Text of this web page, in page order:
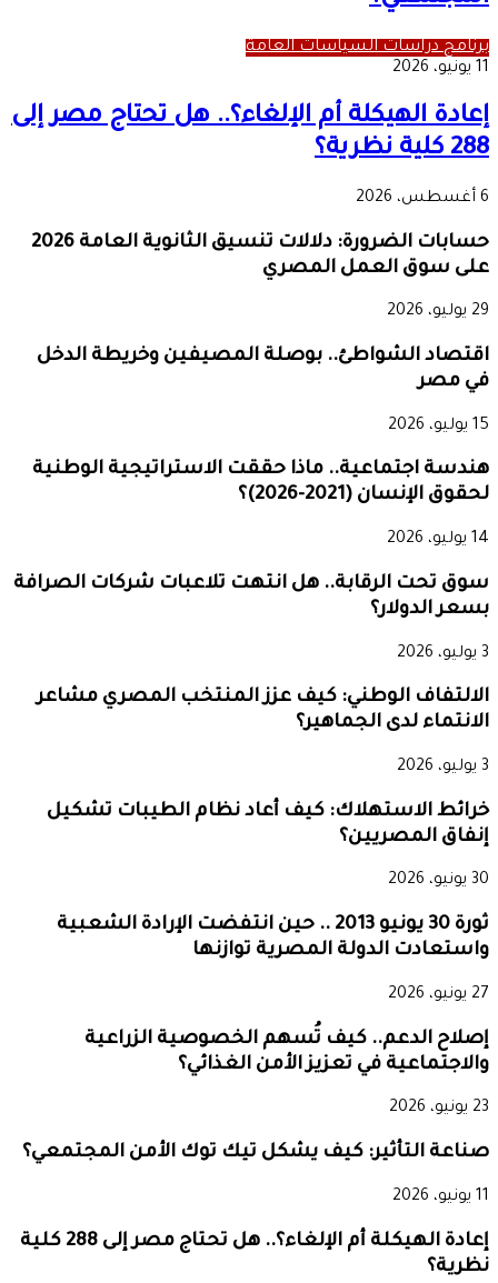
برنامج دراسات السياسات العامة
11 يونيو، 2026
إعادة الهيكلة أم الإلغاء؟.. هل تحتاج مصر إلى
288 كلية نظرية؟
6 أغسطس، 2026
حسابات الضرورة: دلالات تنسيق الثانوية العامة 2026
على سوق العمل المصري
29 يوليو، 2026
اقتصاد الشواطئ.. بوصلة المصيفين وخريطة الدخل
في مصر
15 يوليو، 2026
هندسة اجتماعية.. ماذا حققت الاستراتيجية الوطنية
لحقوق الإنسان (2021-2026)؟
14 يوليو، 2026
سوق تحت الرقابة.. هل انتهت تلاعبات شركات الصرافة
بسعر الدولار؟
3 يوليو، 2026
الالتفاف الوطني: كيف عزز المنتخب المصري مشاعر
الانتماء لدى الجماهير؟
3 يوليو، 2026
خرائط الاستهلاك: كيف أعاد نظام الطيبات تشكيل
إنفاق المصريين؟
30 يونيو، 2026
ثورة 30 يونيو 2013 .. حين انتفضت الإرادة الشعبية
واستعادت الدولة المصرية توازنها
27 يونيو، 2026
إصلاح الدعم.. كيف تُسهم الخصوصية الزراعية
والاجتماعية في تعزيز الأمن الغذائي؟
23 يونيو، 2026
صناعة التأثير: كيف يشكل تيك توك الأمن المجتمعي؟
11 يونيو، 2026
إعادة الهيكلة أم الإلغاء؟.. هل تحتاج مصر إلى 288 كلية
نظرية؟